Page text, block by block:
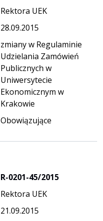
Rektora UEK
28.09.2015
zmiany w Regulaminie
Udzielania Zamówień
Publicznych w
Uniwersytecie
Ekonomicznym w
Krakowie
Obowiązujące
R-0201-45/2015
Rektora UEK
21.09.2015